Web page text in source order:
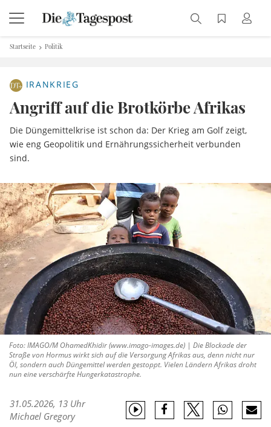
Startseite Politik
IRANKRIEG
Angriff auf die Brotkörbe Afrikas
Die Düngemittelkrise ist schon da: Der Krieg am Golf zeigt,
wie eng Geopolitik und Ernährungssicherheit verbunden
sind.
Foto: IMAGO/M OhamedKhidir (www.imago-images.de) | Die Blockade der
Straße von Hormus wirkt sich auf die Versorgung Afrikas aus, denn nicht nur
Öl, sondern auch Düngemittel werden gestoppt. Vielen Ländern Afrikas droht
nun eine verschärfte Hungerkatastrophe.
31.05.2026, 13 Uhr
Michael Gregory